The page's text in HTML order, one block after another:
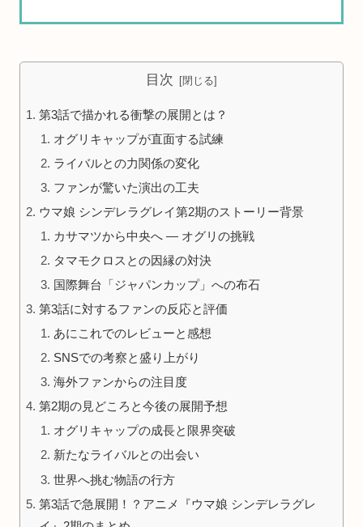
目次
第3話で描かれる衝撃の展開とは？
オグリキャップが直面する試練
ライバルとの力関係の変化
ファンが驚いた演出の工夫
ウマ娘 シンデレラグレイ第2期のストーリー背景
カサマツから中央へ ― オグリの挑戦
タマモクロスとの因縁の対決
国際舞台「ジャパンカップ」への布石
第3話に対するファンの反応と評価
あにこれでのレビューと感想
SNSでの考察と盛り上がり
海外ファンからの注目度
第2期の見どころと今後の展開予想
オグリキャップの成長と限界突破
新たなライバルとの出会い
世界へ挑む物語の行方
第3話で急展開！？アニメ『ウマ娘 シンデレラグレ